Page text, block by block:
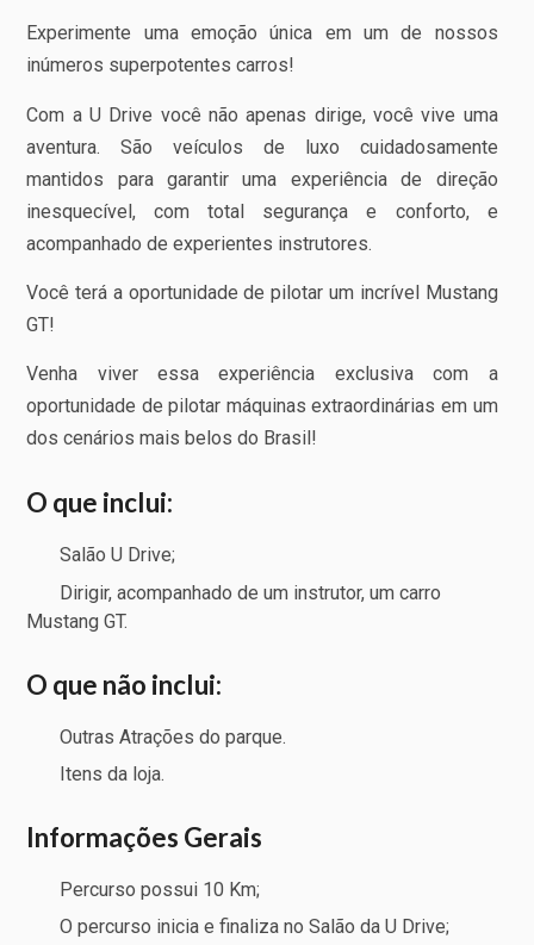
Experimente uma emoção única em um de nossos
inúmeros superpotentes carros!
Com a U Drive você não apenas dirige, você vive uma
aventura. São veículos de luxo cuidadosamente
mantidos para garantir uma experiência de direção
inesquecível, com total segurança e conforto, e
acompanhado de experientes instrutores.
Você terá a oportunidade de pilotar um incrível Mustang
GT!
Venha viver essa experiência exclusiva com a
oportunidade de pilotar máquinas extraordinárias em um
dos cenários mais belos do Brasil!
O que inclui:
Salão U Drive;
Dirigir, acompanhado de um instrutor, um carro
Mustang GT.
O que não inclui:
Outras Atrações do parque.
Itens da loja.
Informações Gerais
Percurso possui 10 Km;
O percurso inicia e finaliza no Salão da U Drive;